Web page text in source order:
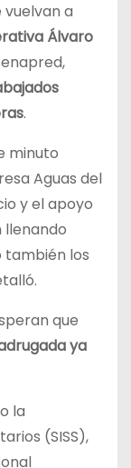
a
Álvaro
.
minuto
Aguas del
y el apoyo
llenando
también los
que
ya
la
(SISS),